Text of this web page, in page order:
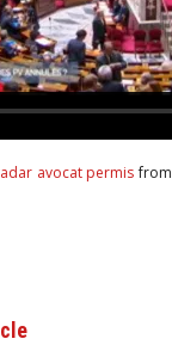
avocat permisfrom